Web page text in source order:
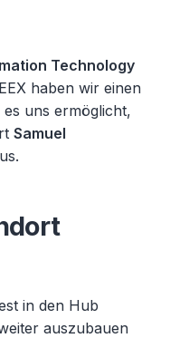
Technology
haben wir einen
uns ermöglicht,
Samuel
in den Hub
auszubauen